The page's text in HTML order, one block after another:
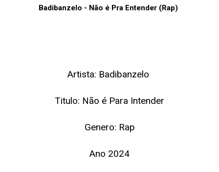
Badibanzelo - Não é Pra Entender (Rap)
Artista: Badibanzelo
Titulo: Não é Para Intender
Genero: Rap
Ano 2024